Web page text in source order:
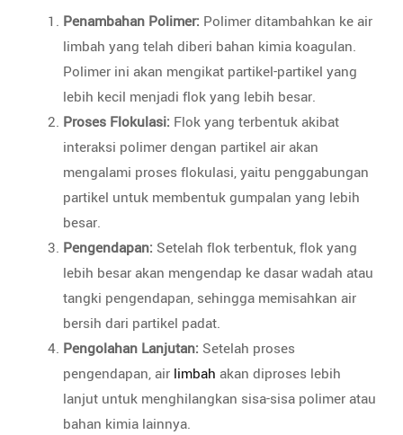
Penambahan Polimer: Polimer ditambahkan ke air
limbah yang telah diberi bahan kimia koagulan.
Polimer ini akan mengikat partikel-partikel yang
lebih kecil menjadi flok yang lebih besar.
Proses Flokulasi: Flok yang terbentuk akibat
interaksi polimer dengan partikel air akan
mengalami proses flokulasi, yaitu penggabungan
partikel untuk membentuk gumpalan yang lebih
besar.
Pengendapan: Setelah flok terbentuk, flok yang
lebih besar akan mengendap ke dasar wadah atau
tangki pengendapan, sehingga memisahkan air
bersih dari partikel padat.
Pengolahan Lanjutan: Setelah proses
pengendapan, air limbah akan diproses lebih
lanjut untuk menghilangkan sisa-sisa polimer atau
bahan kimia lainnya.